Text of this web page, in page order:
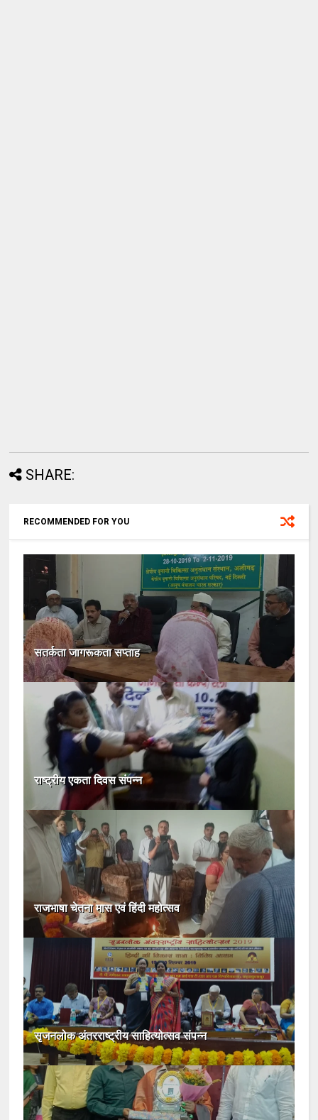
SHARE:
RECOMMENDED FOR YOU
सतर्कता जागरूकता सप्ताह
राष्ट्रीय एकता दिवस संपन्न
राजभाषा चेतना मास एवं हिंदी महोत्सव
सृजनलोक अंतरराष्ट्रीय साहित्योत्सव संपन्न